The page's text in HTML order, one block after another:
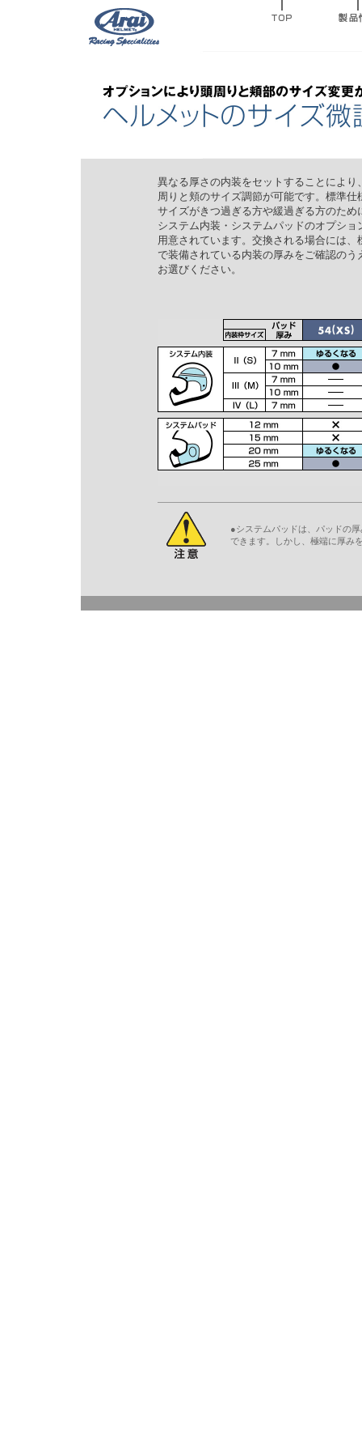
異なる厚さの内装をセットすることにより
周りと頬のサイズ調節が可能です。標準仕
サイズがきつ過ぎる方や緩過ぎる方のため
システム内装・システムパッドのオプショ
用意されています。交換される場合には、
で装備されている内装の厚みをご確認のう
お選びください。
●システムパッドは、パッドの
できます。しかし、極端に厚み